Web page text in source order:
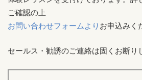
ご確認の上
お問い合わせフォームより お申込みく
セールス・勧誘のご連絡は固くお断り